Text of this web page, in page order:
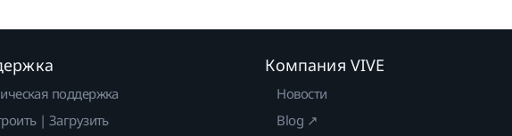
поддержка
| Загрузить
Компания VIVE
Новости
Blog ↗